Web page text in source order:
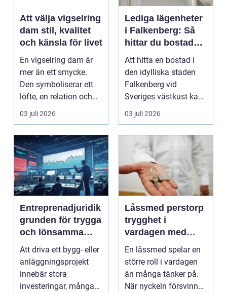
Att välja vigselring
dam stil, kvalitet
och känsla för livet
En vigselring dam är
mer än ett smycke.
Den symboliserar ett
löfte, en relation och
en gemensam fram...
03 juli 2026
Lediga lägenheter
i Falkenberg: Så
hittar du bostaden
för dig
Att hitta en bostad i
den idylliska staden
Falkenberg vid
Sveriges västkust kan
vara både...
03 juli 2026
Entreprenadjuridik
grunden för trygga
och lönsamma
byggprojekt
Att driva ett bygg- eller
anläggningsprojekt
innebär stora
investeringar, många
Låssmed perstorp
trygghet i
vardagen med
moderna lås och
säkerhet
En låssmed spelar en
större roll i vardagen
än många tänker på.
När nyckeln försvinner,